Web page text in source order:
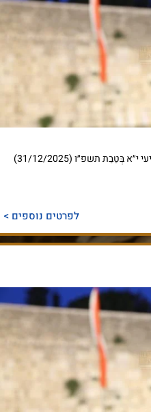
טקס השבעה לבא"ח הנדסה ביום יום רביעי י״א בְּטֵבֵת תשפ״ו (31/12/2025)
לפרטים נוספים >